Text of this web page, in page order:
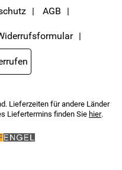
AGB
Lieferzeiten für andere Länder
Liefertermins finden Sie hier.